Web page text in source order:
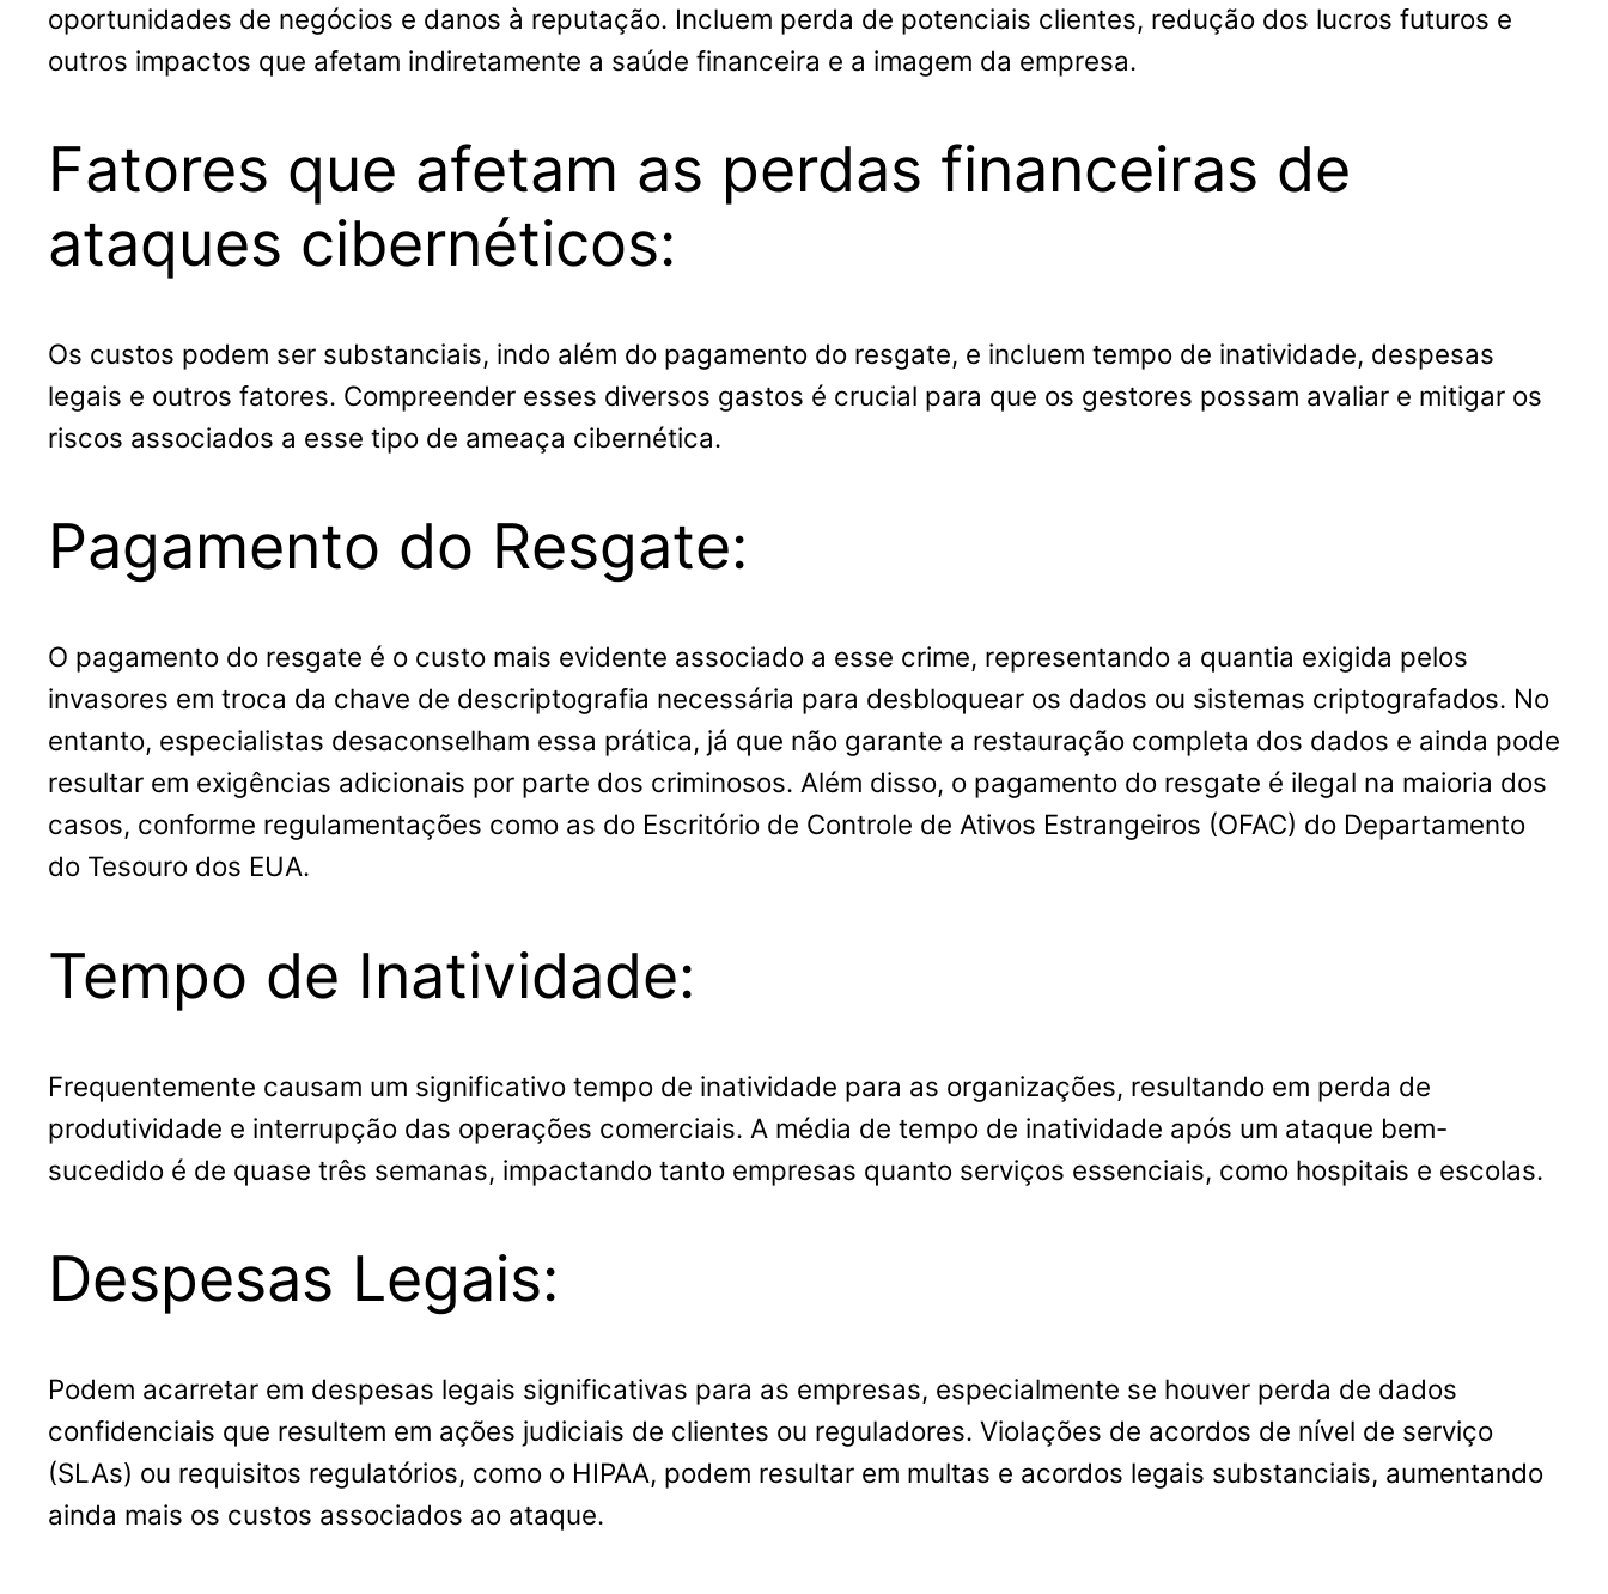
oportunidades de negócios e danos à reputação. Incluem perda de potenciais clientes, redução dos lucros futuros e
outros impactos que afetam indiretamente a saúde financeira e a imagem da empresa.
Fatores que afetam as perdas financeiras de
ataques cibernéticos:
Os custos podem ser substanciais, indo além do pagamento do resgate, e incluem tempo de inatividade, despesas
legais e outros fatores. Compreender esses diversos gastos é crucial para que os gestores possam avaliar e mitigar os
riscos associados a esse tipo de ameaça cibernética.
Pagamento do Resgate:
O pagamento do resgate é o custo mais evidente associado a esse crime, representando a quantia exigida pelos
invasores em troca da chave de descriptografia necessária para desbloquear os dados ou sistemas criptografados. No
entanto, especialistas desaconselham essa prática, já que não garante a restauração completa dos dados e ainda pode
resultar em exigências adicionais por parte dos criminosos. Além disso, o pagamento do resgate é ilegal na maioria dos
casos, conforme regulamentações como as do Escritório de Controle de Ativos Estrangeiros (OFAC) do Departamento
do Tesouro dos EUA.
Tempo de Inatividade:
Frequentemente causam um significativo tempo de inatividade para as organizações, resultando em perda de
produtividade e interrupção das operações comerciais. A média de tempo de inatividade após um ataque bem-
sucedido é de quase três semanas, impactando tanto empresas quanto serviços essenciais, como hospitais e escolas.
Despesas Legais:
Podem acarretar em despesas legais significativas para as empresas, especialmente se houver perda de dados
confidenciais que resultem em ações judiciais de clientes ou reguladores. Violações de acordos de nível de serviço
(SLAs) ou requisitos regulatórios, como o HIPAA, podem resultar em multas e acordos legais substanciais, aumentando
ainda mais os custos associados ao ataque.